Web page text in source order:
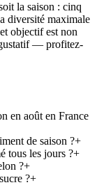
la saison : cinq
diversité maximale
objectif est non
— profitez-
en août en France
de saison ?+
tous les jours ?+
?+
?+